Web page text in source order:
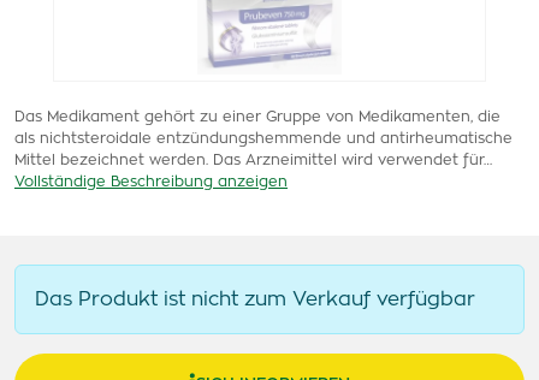
Das Medikament gehört zu einer Gruppe von Medikamenten, die
als nichtsteroidale entzündungshemmende und antirheumatische
Mittel bezeichnet werden. Das Arzneimittel wird verwendet für…
Vollständige Beschreibung anzeigen
Das Produkt ist nicht zum Verkauf verfügbar